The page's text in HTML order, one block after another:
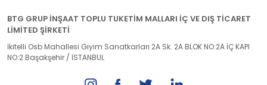
BTG GRUP İNŞAAT TOPLU TUKETİM MALLARI İÇ VE DIŞ TİCARET
LİMİTED ŞİRKETİ
İkitelli Osb Mahallesi Giyim Sanatkarları 2A Sk. 2A BLOK NO:2A İÇ KAPI
NO:2 Başakşehir / İSTANBUL